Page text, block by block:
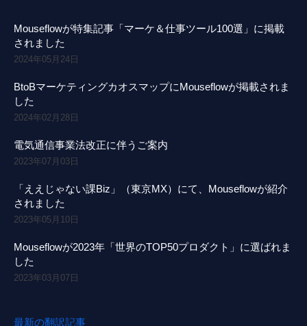
Mouseflowが特集記事「マーケ＆仕事ツール100選」に掲載
されました
2024年05月24日
BtoBマーケティングカオスマップにMouseflowが掲載されま
した
2024年02月28日
電気通信事業法改正に伴うご案内
2023年07月03日
「ええじゃない課Biz」（東京MX）にて、Mouseflowが紹介
されました
2023年05月10日
Mouseflowが2023年「世界のTOP50プロダクト」に選ばれま
した
2023年03月07日
最新の翻訳記事